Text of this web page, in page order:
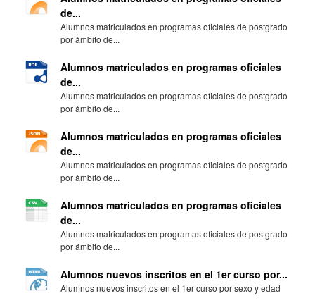
de...
Alumnos matriculados en programas oficiales de postgrado
por ámbito de...
Alumnos matriculados en programas oficiales
de...
Alumnos matriculados en programas oficiales de postgrado
por ámbito de...
Alumnos matriculados en programas oficiales
de...
Alumnos matriculados en programas oficiales de postgrado
por ámbito de...
Alumnos matriculados en programas oficiales
de...
Alumnos matriculados en programas oficiales de postgrado
por ámbito de...
Alumnos nuevos inscritos en el 1er curso por...
Alumnos nuevos inscritos en el 1er curso por sexo y edad